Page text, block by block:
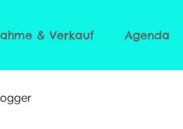
& Verkauf Agenda